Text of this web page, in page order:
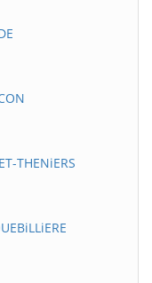
THENiERS